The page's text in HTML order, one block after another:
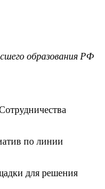
образования РФ
по линии
для решения